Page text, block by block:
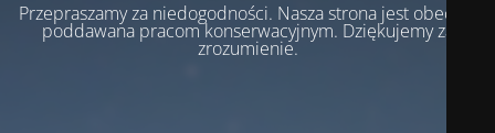
Przepraszamy za niedogodności. Nasza strona jest obecnie
poddawana pracom konserwacyjnym. Dziękujemy za
zrozumienie.